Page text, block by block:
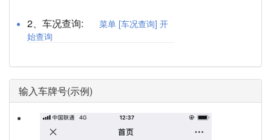
2、车况查询:
菜单 [车况查询] 开
始查询
输入车牌号(示例)